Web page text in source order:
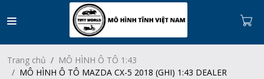
Trang chủ
MÔ HÌNH Ô TÔ 1:43
MÔ HÌNH Ô TÔ MAZDA CX-5 2018 (GHI) 1:43 DEALER